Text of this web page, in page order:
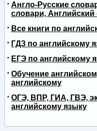
Англо-Русские
словари, Английский
Все книги по
ГДЗ по английскому
ЕГЭ по английскому
Обучение
английскому
ОГЭ, ВПР, ГИА, ГВЭ,
английскому языку